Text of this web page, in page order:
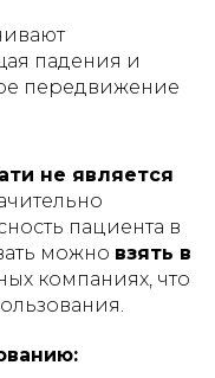
падения и
передвижение
не является
пациента в
можно взять в
компаниях, что